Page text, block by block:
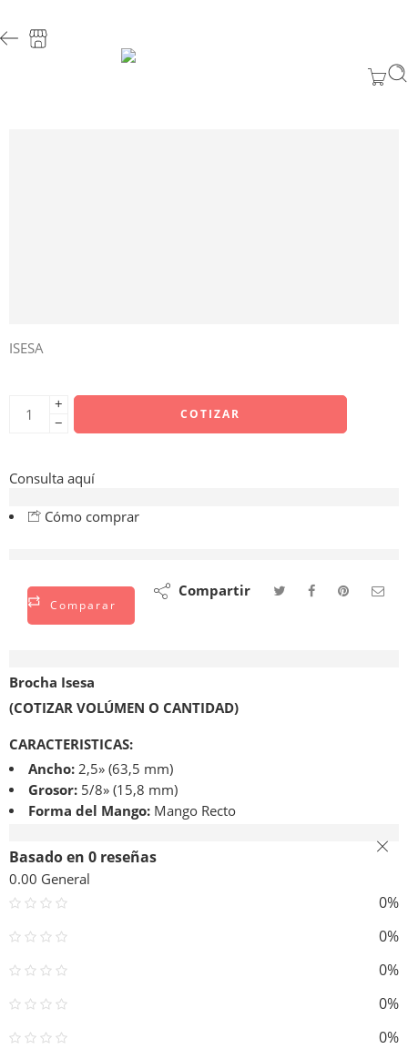
ISESA
+
−
COTIZAR
Consulta aquí
Cómo comprar
Comparar
Compartir
Brocha Isesa
(COTIZAR VOLÚMEN O CANTIDAD)
CARACTERISTICAS:
Ancho:2,5» (63,5 mm)
Grosor:5/8» (15,8 mm)
Forma del Mango:Mango Recto
Basado en 0 reseñas
0.00 General
0%
0%
0%
0%
0%